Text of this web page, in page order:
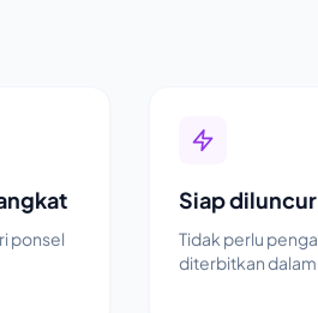
ponsel
Siap
Tidak perlu
diterbitkan